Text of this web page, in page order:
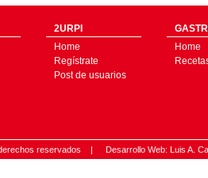
2URPI
Home
Regístrate
Post de usuarios
Home
derechos reservados | Desarrollo Web: Luis